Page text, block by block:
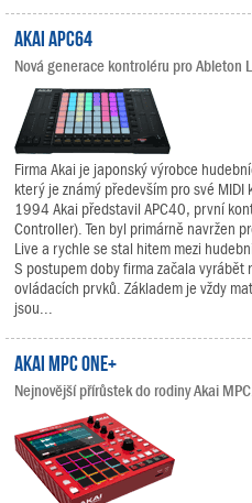
Akai APC64
Nová generace kontroléru pro Ableton
Firma Akai je japonský výrobce
který je známý především pro své MIDI
1994 Akai představil APC40, první
Controller). Ten byl primárně navržen
Live a rychle se stal hitem mezi
S postupem doby firma začala vyrábět
ovládacích prvků. Základem je vždy
jsou...
Akai MPC One+
Nejnovější přírůstek do rodiny Akai MPC.